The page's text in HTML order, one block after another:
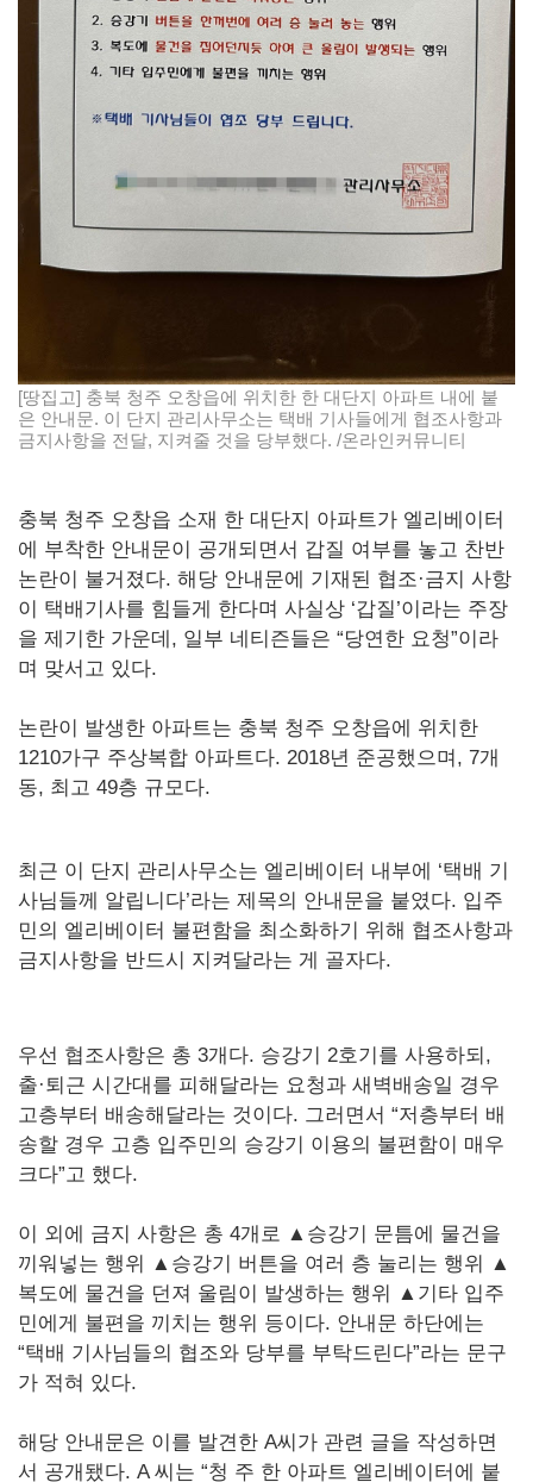
[땅집고] 충북 청주 오창읍에 위치한 한 대단지 아파트 내에 붙
은 안내문. 이 단지 관리사무소는 택배 기사들에게 협조사항과
금지사항을 전달, 지켜줄 것을 당부했다. /온라인커뮤니티
충북 청주 오창읍 소재 한 대단지 아파트가 엘리베이터
에 부착한 안내문이 공개되면서 갑질 여부를 놓고 찬반
논란이 불거졌다. 해당 안내문에 기재된 협조·금지 사항
이 택배기사를 힘들게 한다며 사실상 ‘갑질’이라는 주장
을 제기한 가운데, 일부 네티즌들은 “당연한 요청”이라
며 맞서고 있다.
논란이 발생한 아파트는 충북 청주 오창읍에 위치한
1210가구 주상복합 아파트다. 2018년 준공했으며, 7개
동, 최고 49층 규모다.
최근 이 단지 관리사무소는 엘리베이터 내부에 ‘택배 기
사님들께 알립니다’라는 제목의 안내문을 붙였다. 입주
민의 엘리베이터 불편함을 최소화하기 위해 협조사항과
금지사항을 반드시 지켜달라는 게 골자다.
우선 협조사항은 총 3개다. 승강기 2호기를 사용하되,
출·퇴근 시간대를 피해달라는 요청과 새벽배송일 경우
고층부터 배송해달라는 것이다. 그러면서 “저층부터 배
송할 경우 고층 입주민의 승강기 이용의 불편함이 매우
크다”고 했다.
이 외에 금지 사항은 총 4개로 ▲승강기 문틈에 물건을
끼워넣는 행위 ▲승강기 버튼을 여러 층 눌리는 행위 ▲
복도에 물건을 던져 울림이 발생하는 행위 ▲기타 입주
민에게 불편을 끼치는 행위 등이다. 안내문 하단에는
“택배 기사님들의 협조와 당부를 부탁드린다”라는 문구
가 적혀 있다.
해당 안내문은 이를 발견한 A씨가 관련 글을 작성하면
서 공개됐다. A 씨는 “청 주 한 아파트 엘리베이터에 붙